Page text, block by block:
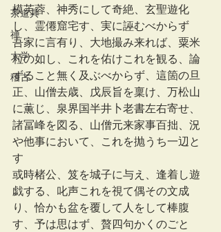
茶道具
禅
大学
稽古
模芙蓉、神秀にして奇絶、玄聖遊化
し、霊僊窟宅す、実に誣むべからず
吾家に言有り、大地撮み来れば、粟米
粒の如し、これを佑けこれを観る、論
ずること無く及ぶべからず、這箇の旦
正、山僧去歳、戊辰旨を稟け、万松山
に薫じ、泉界国半井卜老書左右寄せ、
諸冨峰を図る、山僧元来家事百拙、況
や他事において、これを抛うち一辺と
す
或時楮公、笈を城子に与え、逢着し遊
戯する、叱声これを視て偶その文成
り、恰かも盆を覆して人をして棒腹
す、予は思はず、贅四句かくのごと